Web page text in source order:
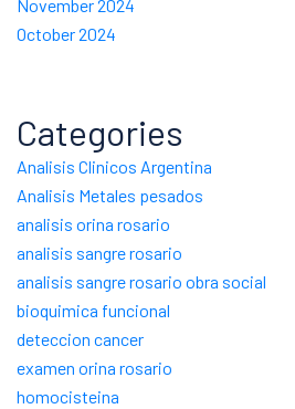
November 2024
October 2024
Categories
Analisis Clinicos Argentina
Analisis Metales pesados
analisis orina rosario
analisis sangre rosario
analisis sangre rosario obra social
bioquimica funcional
deteccion cancer
examen orina rosario
homocisteina